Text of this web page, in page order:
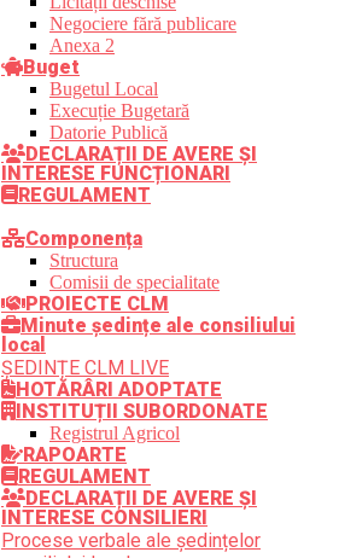
Negociere fără publicare
Anexa 2
Buget
Bugetul Local
Execuție Bugetară
Datorie Publică
DECLARAȚII DE AVERE ȘI
INTERESE FUNCȚIONARI
REGULAMENT
Componența
Structura
Comisii de specialitate
PROIECTE CLM
Minute ședințe ale consiliului
local
ȘEDINȚE CLM LIVE
HOTĂRÂRI ADOPTATE
INSTITUȚII SUBORDONATE
Registrul Agricol
RAPOARTE
REGULAMENT
DECLARAȚII DE AVERE ȘI
INTERESE CONSILIERI
Procese verbale ale ședințelor